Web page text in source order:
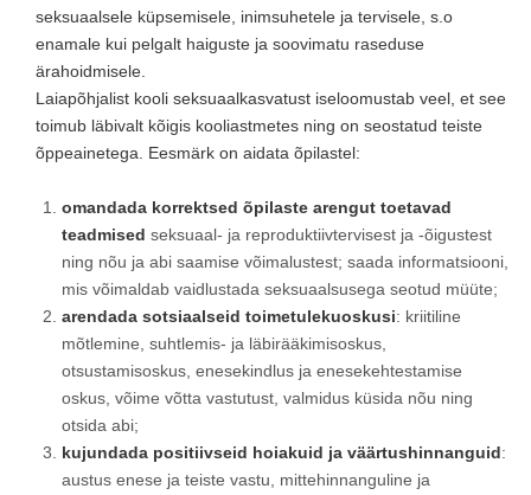
seksuaalsele küpsemisele, inimsuhetele ja tervisele, s.o
enamale kui pelgalt haiguste ja soovimatu raseduse
ärahoidmisele.
Laiapõhjalist kooli seksuaalkasvatust iseloomustab veel, et see
toimub läbivalt kõigis kooliastmetes ning on seostatud teiste
õppeainetega. Eesmärk on aidata õpilastel:
omandada korrektsed õpilaste arengut toetavad
teadmised seksuaal- ja reproduktiivtervisest ja -õigustest
ning nõu ja abi saamise võimalustest; saada informatsiooni,
mis võimaldab vaidlustada seksuaalsusega seotud müüte;
arendada sotsiaalseid toimetulekuoskusi: kriitiline
mõtlemine, suhtlemis- ja läbirääkimisoskus,
otsustamisoskus, enesekindlus ja enesekehtestamise
oskus, võime võtta vastutust, valmidus küsida nõu ning
otsida abi;
kujundada positiivseid hoiakuid ja väärtushinnanguid:
austus enese ja teiste vastu, mittehinnanguline ja